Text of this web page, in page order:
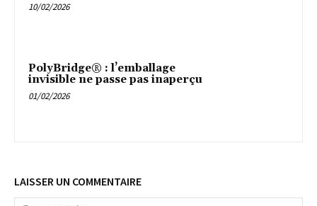
10/02/2026
PolyBridge® : l’emballage
invisible ne passe pas inaperçu
01/02/2026
LAISSER UN COMMENTAIRE